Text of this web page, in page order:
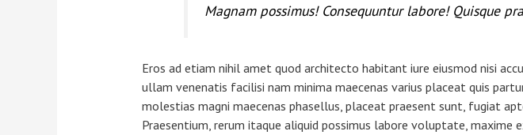
Magnam possimus! Consequuntur labore! Quisque
Eros ad etiam nihil amet quod architecto habitant iure eiusmod nisi
ullam venenatis facilisi nam minima maecenas varius placeat quis
molestias magni maecenas phasellus, placeat praesent sunt, fugiat
Praesentium, rerum itaque aliquid possimus labore voluptate, maxime